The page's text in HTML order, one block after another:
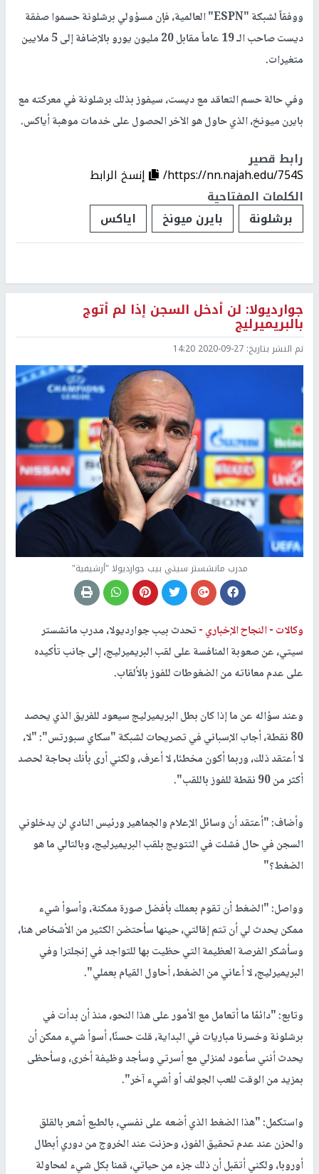
ووفقاً لشبكة "ESPN" العالمية، فإن مسؤولي برشلونة حسموا صفقة
ديست صاحب الـ 19 عاماً مقابل 20 مليون يورو بالإضافة إلى 5 ملايين
متغيرات.
وفي حالة حسم التعاقد مع ديست، سيفوز بذلك برشلونة في معركته مع
بايرن ميونخ، الذي حاول هو الآخر الحصول على خدمات موهبة أياكس.
رابط قصير
https://nn.najah.edu/754S/
إنسخ الرابط
الكلمات المفتاحية
برشلونة
بايرن ميونخ اياكس
جوارديولا: لن أدخل السجن إذا لم أتوج
بالبريميرليج
تم النشر بتاريخ: 2020-09-27 14:20
مدرب مانشستر سيتي بيب جوارديولا "أرشيفية"
وكالات -النجاح الإخباري -تحدث بيب جوارديولا، مدرب مانشستر
سيتي، عن صعوبة المنافسة على لقب البريميرليج، إلى جانب تأكيده
على عدم معاناته من الضغوطات للفوز بالألقاب.
وعند سؤاله عن ما إذا كان بطل البريميرليج سيعود للفريق الذي يحصد
80 نقطة، أجاب الإسباني في تصريحات لشبكة "
سكاي سبورتس": "لا،
لا أعتقد ذلك، وربما أكون مخطئا، لا أعرف، ولكني أرى بأنك بحاجة لحصد
أكثر من 90 نقطة للفوز باللقب".
وأضاف: "أعتقد أن وسائل الإعلام والجماهير ورئيس النادي لن يدخلوني
السجن في حال فشلت في التتويج بلقب البريميرليج، وبالتالي ما هو
الضغط؟"
وواصل: "الضغط أن تقوم بعملك بأفضل صورة ممكنة، وأسوأ شيء
ممكن يحدث لي أن تتم إقالتي، حينها سأحتضن الكثير من الأشخاص هنا،
وسأشكر الفرصة العظيمة التي حظيت بها للتواجد في إنجلترا وفي
البريميرليج، لا أعاني من الضغط، أحاول القيام بعملي".
وتابع: "دائمًا ما أتعامل مع الأمور على هذا النحو، منذ أن بدأت في
برشلونة وخسرنا مباريات في البداية، قلت حسنًا، أسوأ شيء ممكن أن
يحدث أنني سأعود لمنزلي مع أسرتي وسأجد وظيفة أخرى، وسأحظى
بمزيد من الوقت للعب الجولف أو أشيء آخر".
واستكمل: "هذا الضغط الذي أضعه على نفسي، بالطبع أشعر بالقلق
والحزن عند عدم تحقيق الفوز، وحزنت عند الخروج من دوري أبطال
أوروبا، ولكني أتقبل أن ذلك جزء من حياتي، قمنا بكل شيء لمحاولة